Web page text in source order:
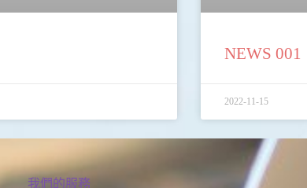
NEWS 001
2022-11-15
我們的服務